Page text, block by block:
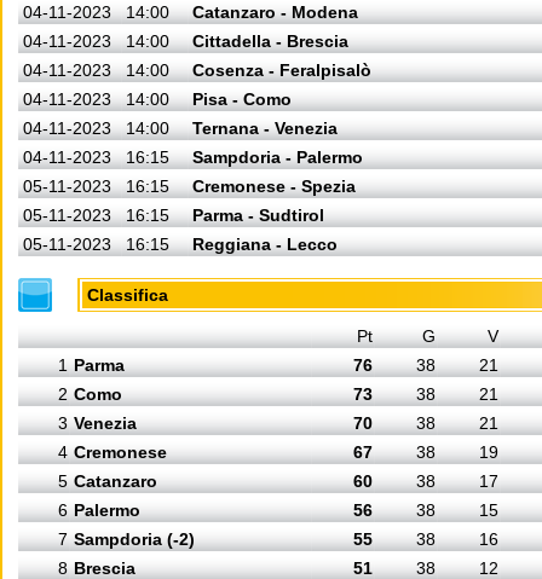
04-11-2023
14:00
Catanzaro - Modena
04-11-2023
14:00
Cittadella - Brescia
04-11-2023
14:00
Cosenza - Feralpisalò
04-11-2023
14:00
Pisa - Como
04-11-2023
14:00
Ternana - Venezia
04-11-2023
16:15
Sampdoria - Palermo
05-11-2023
16:15
Cremonese - Spezia
05-11-2023
16:15
Parma - Sudtirol
05-11-2023
16:15 Reggiana - Lecco
Classifica
Pt G
V
1 Parma 76 38
21
2 Como 73 38
21
3 Venezia 70 38
21
4 Cremonese 67 38
19
5 Catanzaro 60 38
17
6 Palermo 56 38
15
7 Sampdoria (-2) 55 38
16
8 Brescia 51 38
12